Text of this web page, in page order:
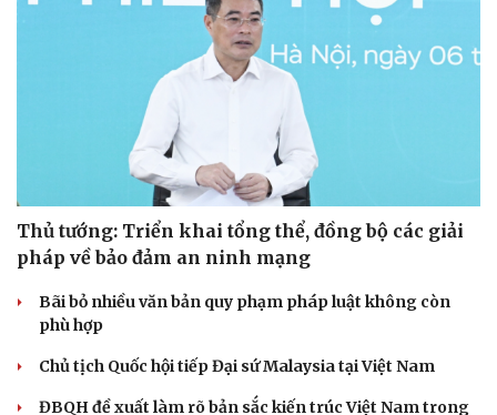
Thủ tướng: Triển khai tổng thể, đồng bộ các giải
pháp về bảo đảm an ninh mạng
Bãi bỏ nhiều văn bản quy phạm pháp luật không còn
phù hợp
Chủ tịch Quốc hội tiếp Đại sứ Malaysia tại Việt Nam
ĐBQH đề xuất làm rõ bản sắc kiến trúc Việt Nam trong